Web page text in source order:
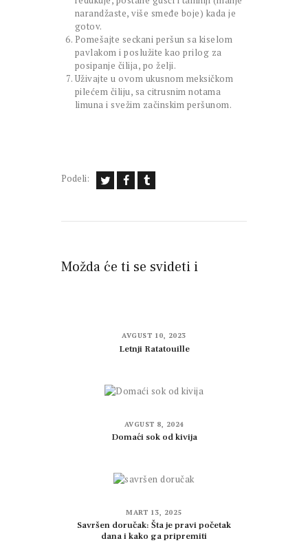
narandžaste, više smeđe boje) kada je
gotov.
Pomešajte seckani peršun sa kiselom
pavlakom i poslužite kao prilog za
posipanje čilija, po želji.
Uživajte u ovom ukusnom meksičkom
pilećem čiliju, sa citrusnim notama
limuna i svežim začinskim peršunom.
Podeli:
Možda će ti se svideti i
AVGUST 10, 2023
Letnji Ratatouille
AVGUST 8, 2024
Domaći sok od kivija
MART 13, 2025
Savršen doručak: Šta je pravi početak
dana i kako ga pripremiti